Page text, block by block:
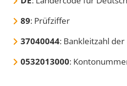
89: Prüfziffer
37040044: Bankleitzahl der
0532013000: